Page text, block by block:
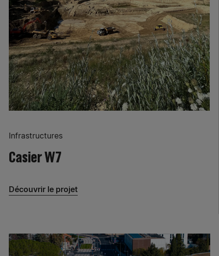
Infrastructures
Casier W7
Découvrir le projet